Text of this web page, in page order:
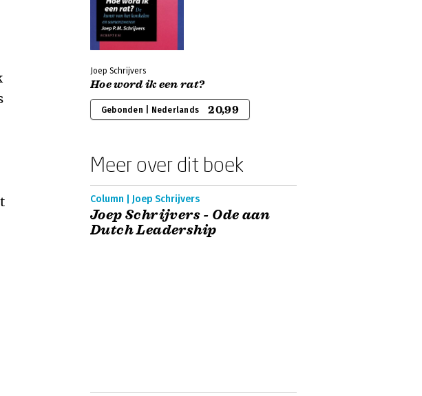
Joep Schrijvers
Hoe word ik een rat?
Gebonden | Nederlands 20,99
Meer over dit boek
Column | Joep Schrijvers
Joep Schrijvers - Ode aan
Dutch Leadership